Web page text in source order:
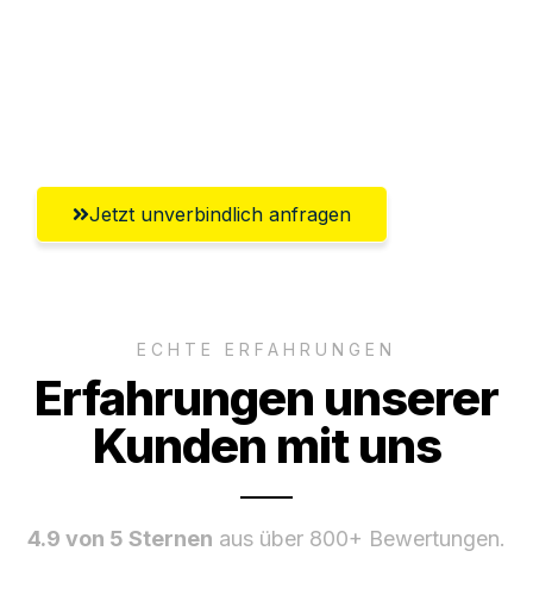
Jetzt unverbindlich anfragen
ECHTE ERFAHRUNGEN
Erfahrungen unserer
Kunden mit uns
4.9 von 5 Sternen aus über 800+ Bewertungen.